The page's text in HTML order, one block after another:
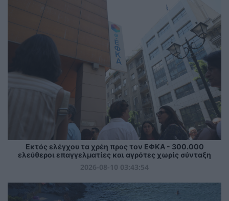
Εκτός ελέγχου τα χρέη προς τον ΕΦΚΑ - 300.000
ελεύθεροι επαγγελματίες και αγρότες χωρίς σύνταξη
2026-08-10 03:43:54